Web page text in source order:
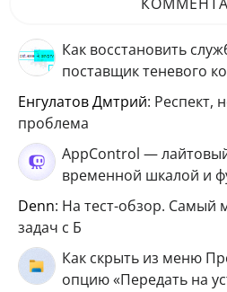
Как восстановить
поставщик теневого
Енгулатов Дмтрий: Респект,
проблема
AppControl —
временной шкалой и
Denn: На тест-обзор. Самый
задач с Б
Как скрыть из меню
опцию «Передать на